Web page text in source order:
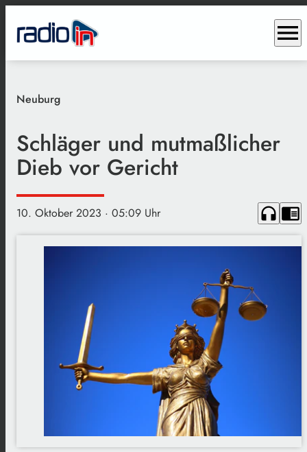
menu
Neuburg
Schläger und mutmaßlicher
Dieb vor Gericht
10. Oktober 2023 · 05:09 Uhr headphones chrome_reader_mode